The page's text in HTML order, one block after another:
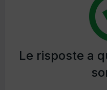
Le risposte a